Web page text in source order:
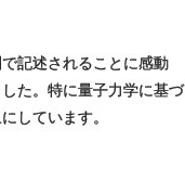
記述されることに感動
た。特に量子力学に基づ
しています。